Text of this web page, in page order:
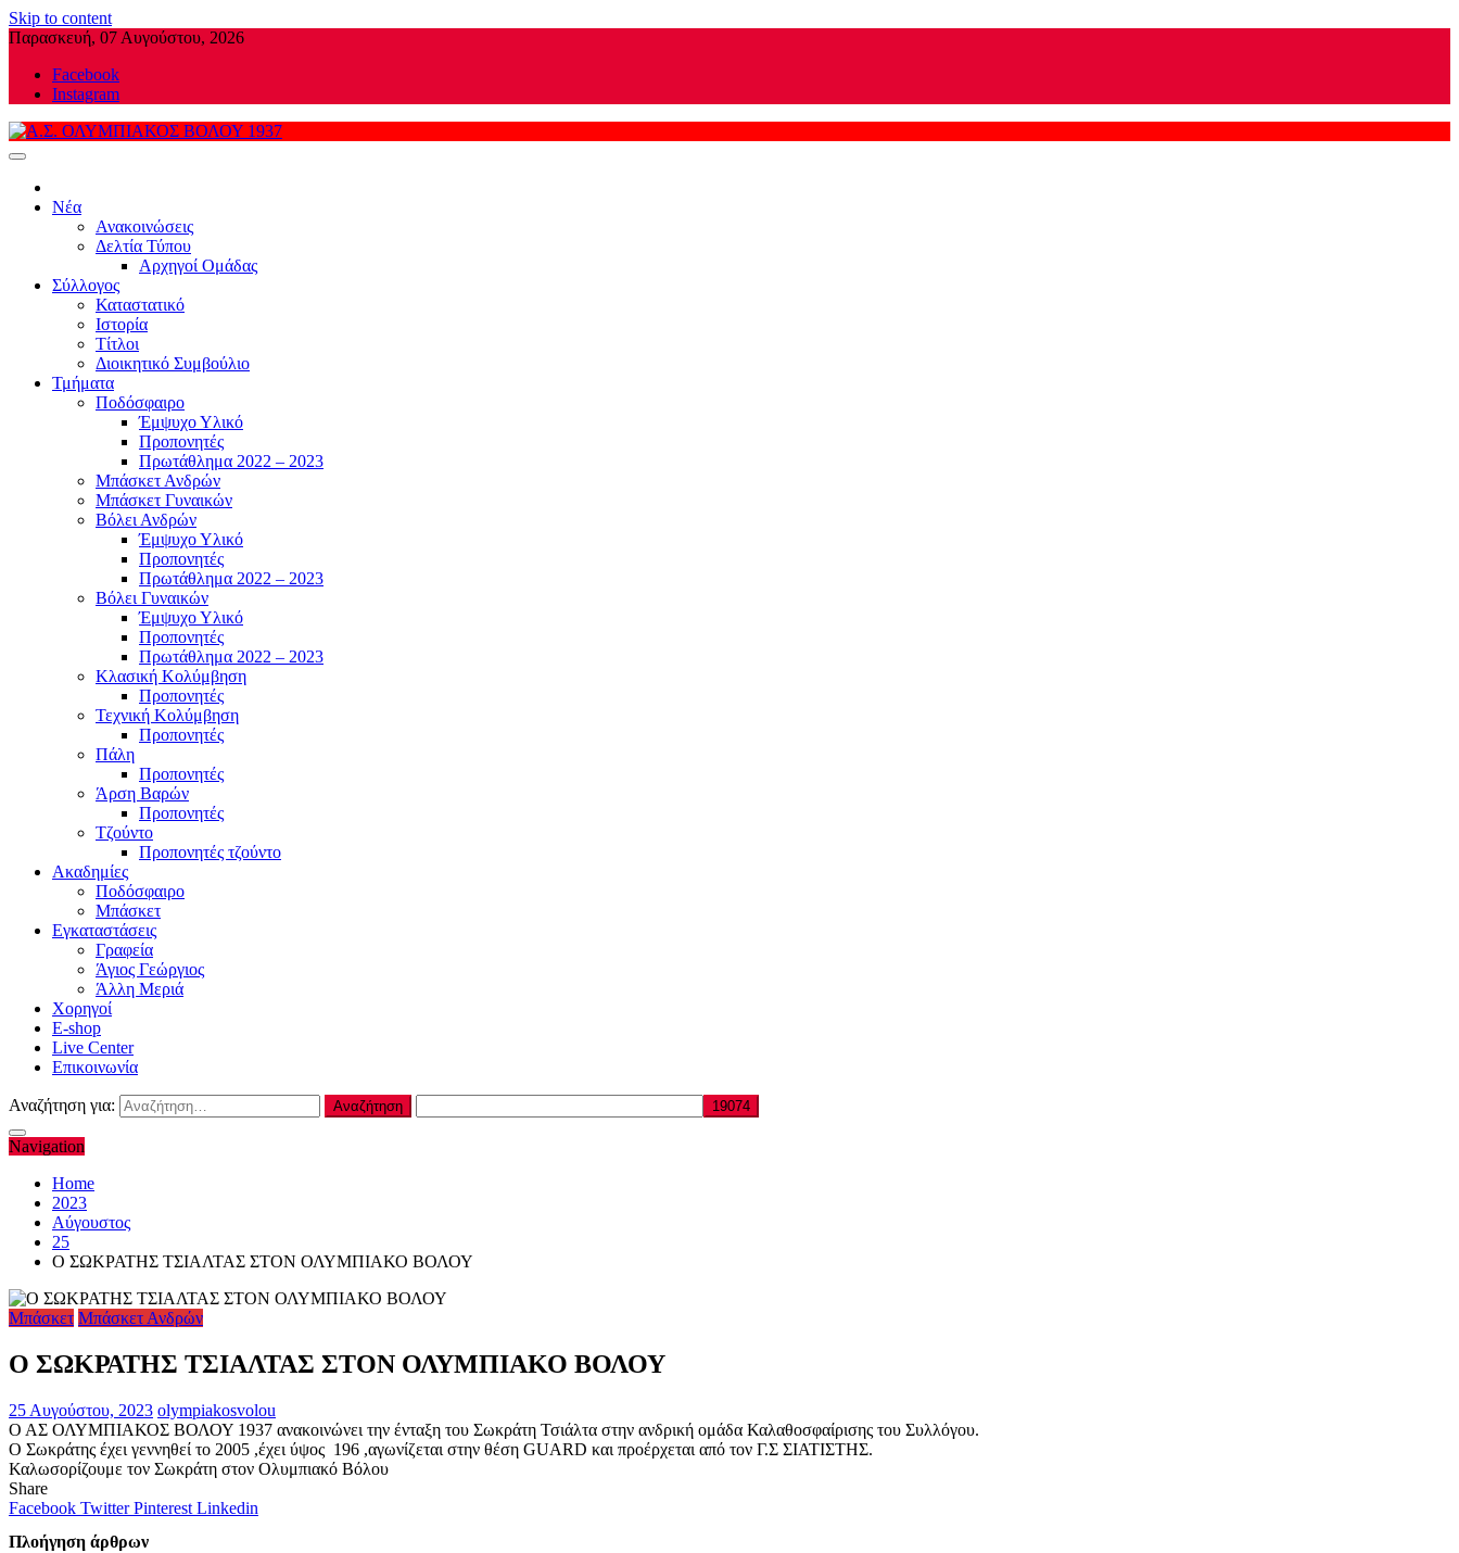
Skip to content
Παρασκευή, 07 Αυγούστου, 2026
Facebook
Instagram
Νέα
Ανακοινώσεις
Δελτία Τύπου
Αρχηγοί Ομάδας
Σύλλογος
Καταστατικό
Ιστορία
Τίτλοι
Διοικητικό Συμβούλιο
Τμήματα
Ποδόσφαιρο
Έμψυχο Υλικό
Προπονητές
Πρωτάθλημα 2022 – 2023
Μπάσκετ Ανδρών
Μπάσκετ Γυναικών
Βόλει Ανδρών
Έμψυχο Υλικό
Προπονητές
Πρωτάθλημα 2022 – 2023
Βόλει Γυναικών
Έμψυχο Υλικό
Προπονητές
Πρωτάθλημα 2022 – 2023
Κλασική Κολύμβηση
Προπονητές
Τεχνική Κολύμβηση
Προπονητές
Πάλη
Προπονητές
Άρση Βαρών
Προπονητές
Τζούντο
Προπονητές τζούντο
Ακαδημίες
Ποδόσφαιρο
Μπάσκετ
Εγκαταστάσεις
Γραφεία
Άγιος Γεώργιος
Άλλη Μεριά
Χορηγοί
E-shop
Live Center
Επικοινωνία
Αναζήτηση για:
Navigation
Home
2023
Αύγουστος
25
O ΣΩΚΡΑΤΗΣ ΤΣΙΑΛΤΑΣ ΣΤΟΝ ΟΛΥΜΠΙΑΚΟ ΒΟΛΟΥ
Μπάσκετ Μπάσκετ Ανδρών
O ΣΩΚΡΑΤΗΣ ΤΣΙΑΛΤΑΣ ΣΤΟΝ ΟΛΥΜΠΙΑΚΟ ΒΟΛΟΥ
25 Αυγούστου, 2023 olympiakosvolou
Ο ΑΣ ΟΛΥΜΠΙΑΚΟΣ ΒΟΛΟΥ 1937 ανακοινώνει την ένταξη του Σωκράτη Τσιάλτα στην ανδρική ομάδα Καλαθοσφαίρισης του Συλλόγου.
Ο Σωκράτης έχει γεννηθεί το 2005 ,έχει ύψος 196 ,αγωνίζεται στην θέση GUARD και προέρχεται από τον Γ.Σ ΣΙΑΤΙΣΤΗΣ.
Καλωσορίζουμε τον Σωκράτη στον Ολυμπιακό Βόλου
Share
Facebook TwitterPinterest Linkedin
Πλοήγηση άρθρων